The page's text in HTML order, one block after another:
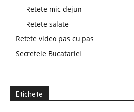
Retete mic dejun
Retete salate
Retete video pas cu pas
Secretele Bucatariei
Etichete